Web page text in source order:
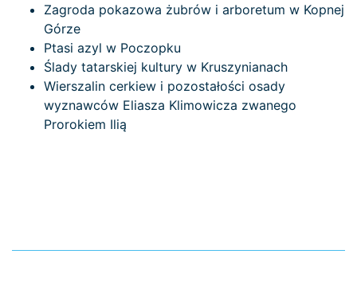
Zagroda pokazowa żubrów i arboretum w Kopnej
Górze
Ptasi azyl w Poczopku
Ślady tatarskiej kultury w Kruszynianach
Wierszalin cerkiew i pozostałości osady
wyznawców Eliasza Klimowicza zwanego
Prorokiem Ilią